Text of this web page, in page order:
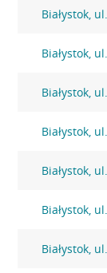
Białystok,
Białystok,
Białystok,
Białystok,
Białystok,
Białystok,
Białystok,